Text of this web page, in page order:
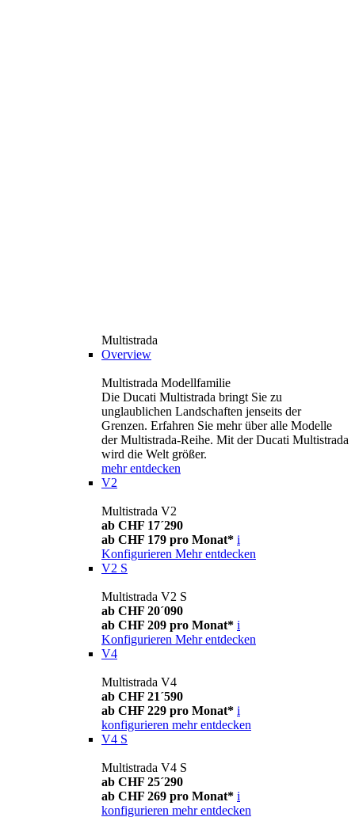
Multistrada
Overview
Multistrada Modellfamilie
Die Ducati Multistrada bringt Sie zu
unglaublichen Landschaften jenseits der
Grenzen. Erfahren Sie mehr über alle Modelle
der Multistrada-Reihe. Mit der Ducati Multistrada
wird die Welt größer.
mehr entdecken
V2
Multistrada V2
ab CHF 17´290
ab CHF 179 pro Monat* i
Konfigurieren Mehr entdecken
V2 S
Multistrada V2 S
ab CHF 20´090
ab CHF 209 pro Monat* i
Konfigurieren Mehr entdecken
V4
Multistrada V4
ab CHF 21´590
ab CHF 229 pro Monat* i
konfigurieren mehr entdecken
V4 S
Multistrada V4 S
ab CHF 25´290
ab CHF 269 pro Monat* i
konfigurieren mehr entdecken